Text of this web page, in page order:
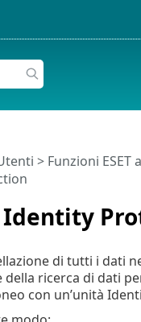
> Funzioni ESET
di tutti i dati
ricerca di dati
con un’unità